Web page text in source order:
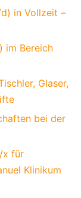
in Vollzeit –
im Bereich
Glaser,
bei der
x für
Klinikum